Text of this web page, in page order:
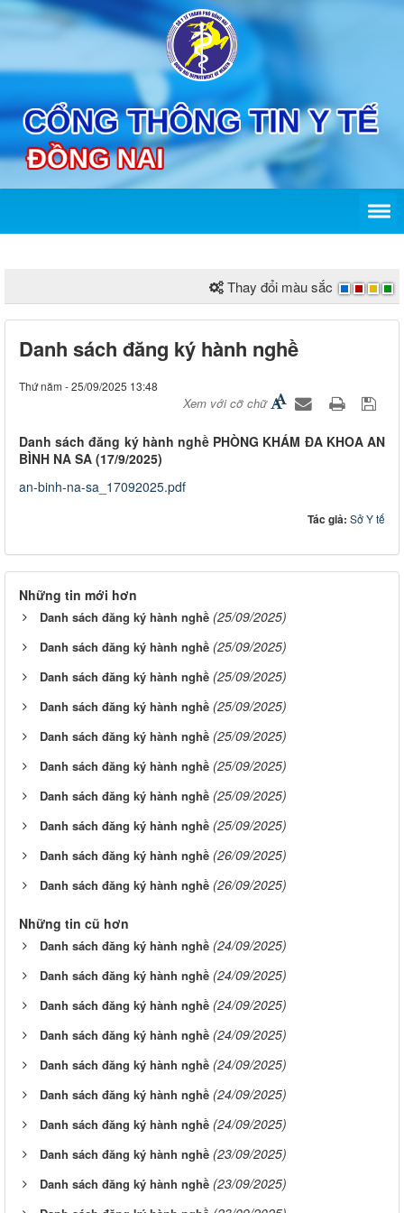
Thay đổi màu sắc
Danh sách đăng ký hành nghề
Thứ năm - 25/09/2025 13:48
Xem với cỡ chữ
Danh sách đăng ký hành nghề PHÒNG KHÁM ĐA KHOA AN
BÌNH NA SA (17/9/2025)
an-binh-na-sa_17092025.pdf
Tác giả: Sở Y tế
Những tin mới hơn
Danh sách đăng ký hành nghề (25/09/2025)
Danh sách đăng ký hành nghề (25/09/2025)
Danh sách đăng ký hành nghề (25/09/2025)
Danh sách đăng ký hành nghề (25/09/2025)
Danh sách đăng ký hành nghề (25/09/2025)
Danh sách đăng ký hành nghề (25/09/2025)
Danh sách đăng ký hành nghề (25/09/2025)
Danh sách đăng ký hành nghề (25/09/2025)
Danh sách đăng ký hành nghề (26/09/2025)
Danh sách đăng ký hành nghề (26/09/2025)
Những tin cũ hơn
Danh sách đăng ký hành nghề (24/09/2025)
Danh sách đăng ký hành nghề (24/09/2025)
Danh sách đăng ký hành nghề (24/09/2025)
Danh sách đăng ký hành nghề (24/09/2025)
Danh sách đăng ký hành nghề (24/09/2025)
Danh sách đăng ký hành nghề (24/09/2025)
Danh sách đăng ký hành nghề (24/09/2025)
Danh sách đăng ký hành nghề (23/09/2025)
Danh sách đăng ký hành nghề (23/09/2025)